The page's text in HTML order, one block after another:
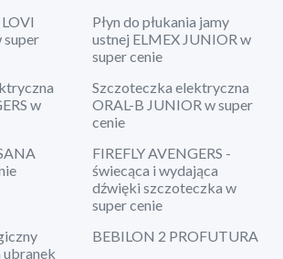
super
Płyn do płukania jamy
ustnej ELMEX JUNIOR w
super cenie
w
Szczoteczka elektryczna
ORAL-B JUNIOR w super
cenie
FIREFLY AVENGERS -
świecąca i wydająca
dźwięki szczoteczka w
super cenie
ubranek
BEBILON 2 PROFUTURA